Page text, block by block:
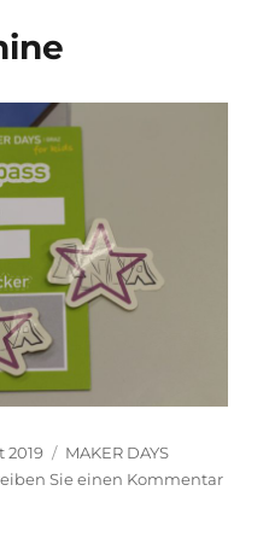
2019 Kategorien
MAKER DAYS
Sie einen Kommentarzu